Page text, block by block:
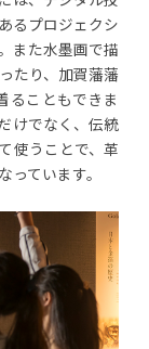
るプロジェクシ
また水墨画で描
たり、加賀藩藩
ることもできま
けでなく、伝統
使うことで、革
ています。